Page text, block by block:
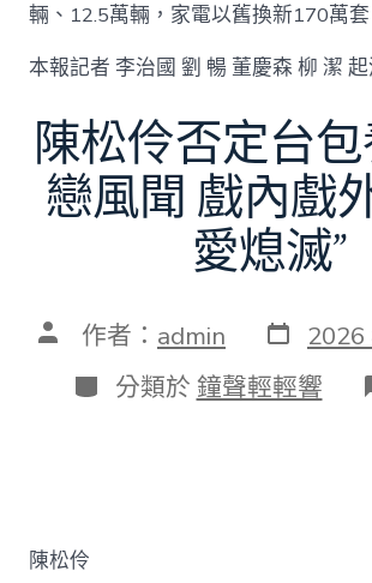
輛、12.5萬輛，家電以舊換新170萬套
本報記者 李治國 劉 暢 董慶森 柳 潔
陳松伶否定台
戀風聞 戲內戲
愛熄滅”
文 作者： admin 發
表
日
期
2026
分
類
分類於 鐘聲輕輕響
陳松伶